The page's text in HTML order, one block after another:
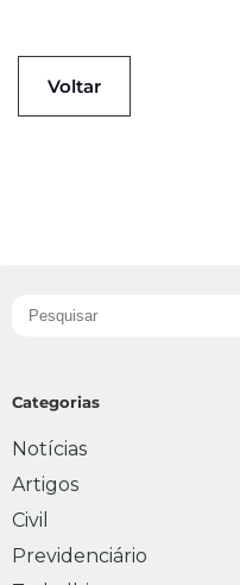
Voltar
Categorias
Notícias
Artigos
Civil
Previdenciário